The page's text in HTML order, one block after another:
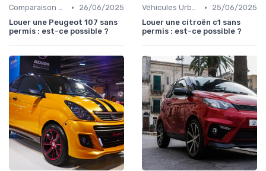
Comparaison des Modèles •
26/06/2025
Louer une Peugeot 107 sans
permis : est-ce possible ?
Véhicules Urbains •
25/06/2025
Louer une citroën c1 sans
permis : est-ce possible ?